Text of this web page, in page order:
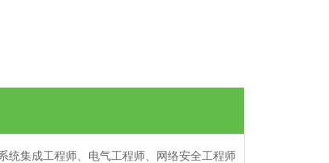
统集成工程师、电气工程师、网络安全工程师